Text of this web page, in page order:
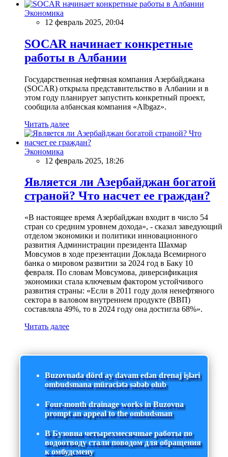
Экономика
12 февраль 2025, 20:04
SOCAR начинает конкретные
работы в Албании
Государственная нефтяная компания Азербайджана
(SOCAR) открыла представительство в Албании и в
этом году планирует запустить конкретный проект,
сообщила албанская компания «Albgaz».
Читать далее
Экономика
12 февраль 2025, 18:26
Является ли Азербайджан богатой
страной? Что насчет ее граждан?
«В настоящее время Азербайджан входит в число 54
стран со средним уровнем дохода», - сказал заведующий
отделом экономики и политики инновационного
развития Администрации президента Шахмар
Мовсумов в ходе презентации Доклада Всемирного
банка о мировом развитии за 2024 год в Баку 10
февраля. По словам Мовсумова, диверсификация
экономики стала ключевым фактором устойчивого
развития страны: «Если в 2011 году доля ненефтяного
сектора в валовом внутреннем продукте (ВВП)
составляла 49%, то в 2024 году она достигла 68%».
Читать далее
Buzovnada dörd ay davam edən drenaj işləri
ombudsmana müraciətə səbəb olub
Four-month drainage works in Buzovna
prompt an appeal to the ombudsman
В Бузовна четырехмесячные работы по
водоотводу стали поводом для обращения
к омбудсмену